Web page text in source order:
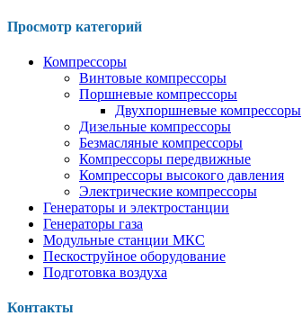
Просмотр категорий
Компрессоры
Винтовые компрессоры
Поршневые компрессоры
Двухпоршневые компрессоры
Дизельные компрессоры
Безмасляные компрессоры
Компрессоры передвижные
Компрессоры высокого давления
Электрические компрессоры
Генераторы и электростанции
Генераторы газа
Модульные станции МКС
Пескоструйное оборудование
Подготовка воздуха
Контакты